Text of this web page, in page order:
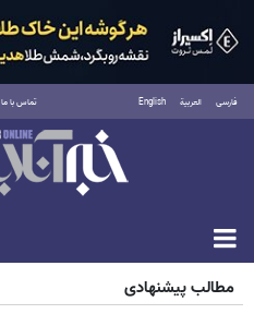
فارسی العربية English تماس با ما
شنبه ۱۷ مرداد ۱۴۰۵
مطالب پیشنهادی